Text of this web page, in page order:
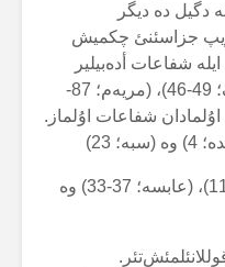
دگیل دە دیگر
جزاسئنئ چکمیش
ایلە شفاعات أدەبیلیر
یاعنی اۇنو یانئ‌نا آلابیلیر. (آعراف؛ 49-46)، (مریەم؛ 87-
اۇنایئ اۇلمادان شفاعات اۇلماز.
[81] (باقارا؛ 123)، (معاریج؛ 14-11)، (عابسە؛ 37-33) وە